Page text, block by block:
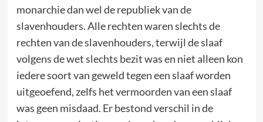
monarchie dan wel de republiek van de
slavenhouders. Alle rechten waren slechts de
rechten van de slavenhouders, terwijl de slaaf
volgens de wet slechts bezit was en niet alleen kon
iedere soort van geweld tegen een slaaf worden
uitgeoefend, zelfs het vermoorden van een slaaf
was geen misdaad. Er bestond verschil in de